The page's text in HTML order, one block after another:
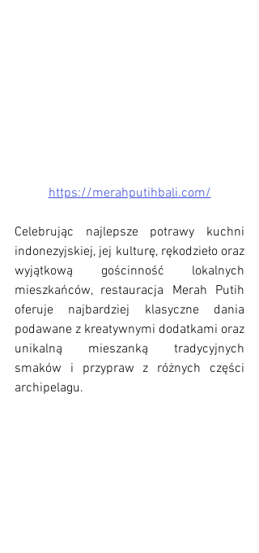
https://merahputihbali.com/
Celebrując najlepsze potrawy kuchni
indonezyjskiej, jej kulturę, rękodzieło oraz
wyjątkową gościnność lokalnych
mieszkańców, restauracja Merah Putih
oferuje najbardziej klasyczne dania
podawane z kreatywnymi dodatkami oraz
unikalną mieszanką tradycyjnych
smaków i przypraw z różnych części
archipelagu.